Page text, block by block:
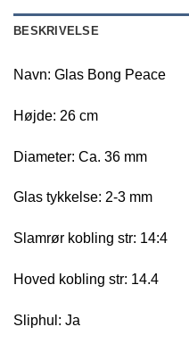
BESKRIVELSE
Navn: Glas Bong Peace
Højde: 26 cm
Diameter: Ca. 36 mm
Glas tykkelse: 2-3 mm
Slamrør kobling str: 14:4
Hoved kobling str: 14.4
Sliphul: Ja